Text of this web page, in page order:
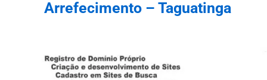
Arrefecimento – Taguatinga